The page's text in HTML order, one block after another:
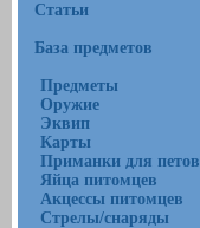
Статьи
База предметов
Предметы
Оружие
Эквип
Карты
Приманки для петов
Яйца питомцев
Акцессы питомцев
Стрелы/снаряды